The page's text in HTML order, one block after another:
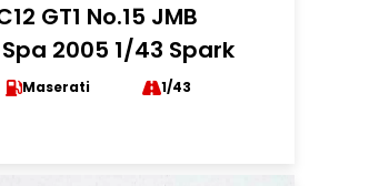
GT1 No.15 JMB
2005 1/43 Spark
Maserati 1/43